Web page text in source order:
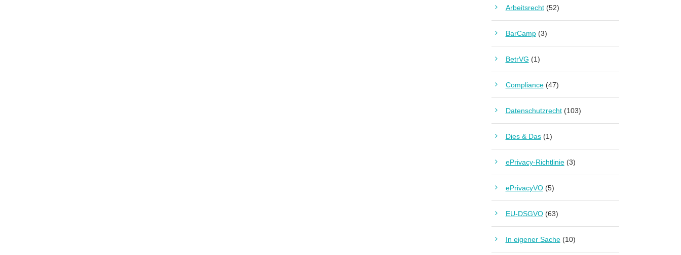
Arbeitsrecht(52)
BarCamp(3)
BetrVG (1)
Compliance(47)
Datenschutzrecht(103)
Dies & Das(1)
ePrivacy-Richtlinie(3)
ePrivacyVO(5)
EU-DSGVO(63)
In eigener Sache(10)